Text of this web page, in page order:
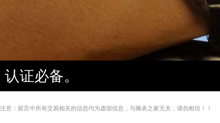
认证必备。
注意：留言中所有交易相关的信息均为虚假信息，与腕表之家无关，请勿相信！！